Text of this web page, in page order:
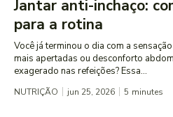
Jantar anti-inchaço:
para a rotina
Você já terminou o dia com a
mais apertadas ou desconforto
exagerado nas refeições? Essa...
NUTRIÇÃO jun 25, 2026 5 minutes